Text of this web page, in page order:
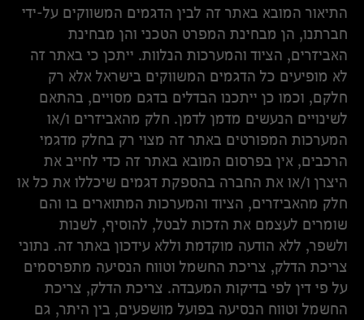
התיאור המובא באתר זה לבין הדגמים המשווקים על-ידי
חברתנו, הן מבחינת המפרט הטכני והן מבחינת
האביזרים, הציוד והמערכות הנלוות. ייתכן כי באתר זה
לא מופיעים כל הדגמים המשווקים בישראל אלא רק
חלקם, וכמו כן ייתכנו הבדלים בדגם מסויים, בהתאם
לשינויים הנעשים מדמן לדמן. חלק מהאביזרים ו/או
המערכות המפורטים באתר זה מצוי רק בחלק מדגמי
הרכבים, אין בפרסום המובא באתר זה כדי לחייב את
היצרן ו/או את החברה בהספקת דגמים שיכללו את כל או
חלק מהאביזרים, הציוד והמערכות המתוארים בו והם
שומרים לעצמם את הזכות לבטל, להוסיף, לשנות
ולשפר, ללא הודעה מוקדמת וללא עידכון באתר זה. נתוני
צריכת הדלק, צריכת החשמל וטווח הנסיעה מתפרסמים
על פי דין לפי בדיקות המעבדה. צריכת הדלק, צריכת
החשמל וטווח הנסיעה בפועל מושפעים, בין היתר, גם